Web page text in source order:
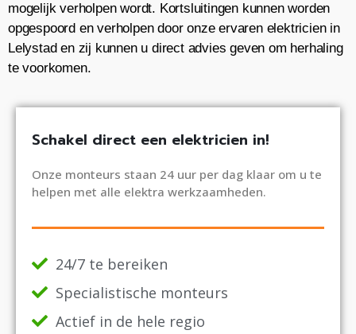
mogelijk verholpen wordt. Kortsluitingen kunnen worden
opgespoord en verholpen door onze ervaren elektricien in
Lelystad en zij kunnen u direct advies geven om herhaling
te voorkomen.
Schakel direct een elektricien in!
Onze monteurs staan 24 uur per dag klaar om u te
helpen met alle elektra werkzaamheden.
24/7 te bereiken
Specialistische monteurs
Actief in de hele regio